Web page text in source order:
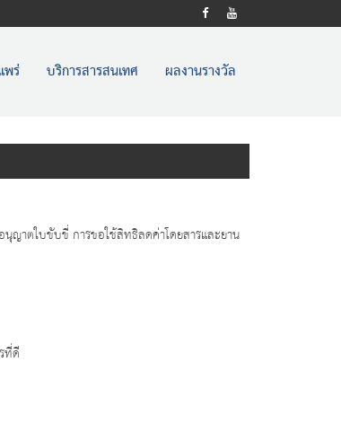
พร่ บริการสารสนเทศ ผลงานรางวัล
ญาตใบขับขี่ การขอใช้สิทธิลดค่าโดยสารและยาน
ที่ดี